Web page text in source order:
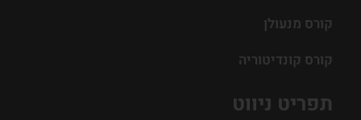
תפריט ניווט
קורס מנעולן
קורס קונדיטוריה